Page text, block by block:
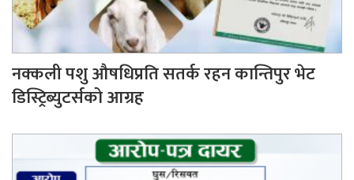
नक्कली पशु औषधिप्रति सतर्क रहन कान्तिपुर भेट
डिस्ट्रिब्युटर्सको आग्रह